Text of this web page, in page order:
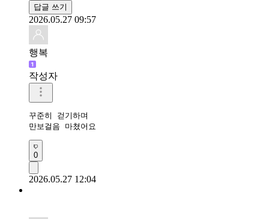
답글 쓰기
2026.05.27 09:57
행복
작성자
꾸준히 걷기하며
만보걸음 마쳤어요
0
2026.05.27 12:04